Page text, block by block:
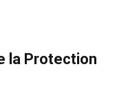
la Protection